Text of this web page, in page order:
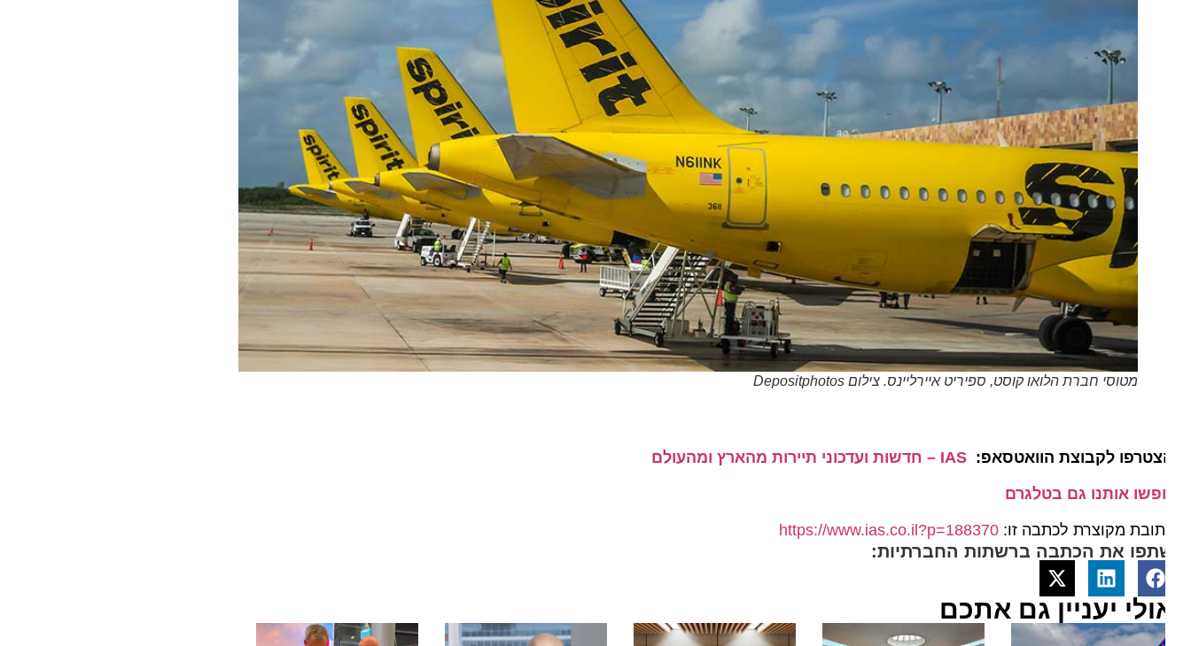
מטוסי חברת הלואו קוסט, ספיריט איירליינס. צילום Depositphotos
לקבוצת הוואטסאפ: IAS – חדשות ועדכוני תיירות מהארץ ומהעולם
אותנו גם בטלגרם
מקוצרת לכתבה זו:https://www.ias.co.il?p=188370
את הכתבה ברשתות החברתיות:
יעניין גם אתכם